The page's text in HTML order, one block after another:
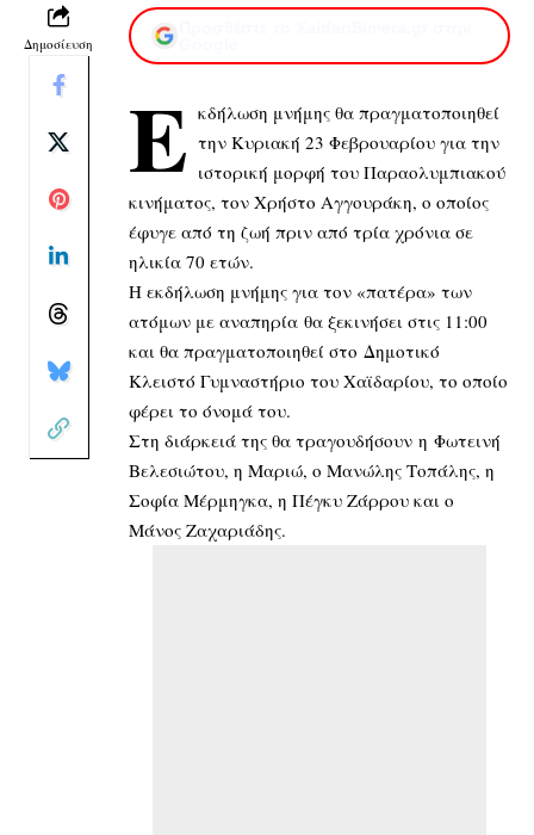
Δημοσίευση
Ε κδήλωση μνήμης θα πραγματοποιηθεί
την Κυριακή 23 Φεβρουαρίου για την
ιστορική μορφή του Παραολυμπιακού
κινήματος, τον Χρήστο Αγγουράκη, ο οποίος
έφυγε από τη ζωή πριν από τρία χρόνια σε
ηλικία 70 ετών.
Η εκδήλωση μνήμης για τον «πατέρα» των
ατόμων με αναπηρία θα ξεκινήσει στις 11:00
και θα πραγματοποιηθεί στο Δημοτικό
Κλειστό Γυμναστήριο του Χαϊδαρίου, το οποίο
φέρει το όνομά του.
Στη διάρκειά της θα τραγουδήσουν η Φωτεινή
Βελεσιώτου, η Μαριώ, ο Μανώλης Τοπάλης, η
Σοφία Μέρμηγκα, η Πέγκυ Ζάρρου και ο
Μάνος Ζαχαριάδης.